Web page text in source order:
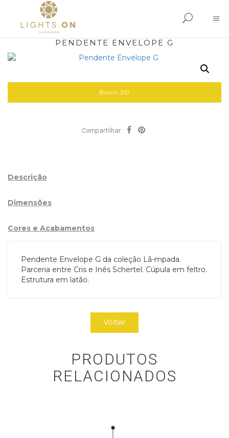
PENDENTE ENVELOPE G
Bloco 3D
Compartilhar:
Descrição
Dimensões
Cores e Acabamentos
Pendente Envelope G da coleção Lã-mpada.
Parceria entre Cris e Inês Schertel. Cúpula em feltro.
Estrutura em latão.
Voltar
PRODUTOS
RELACIONADOS